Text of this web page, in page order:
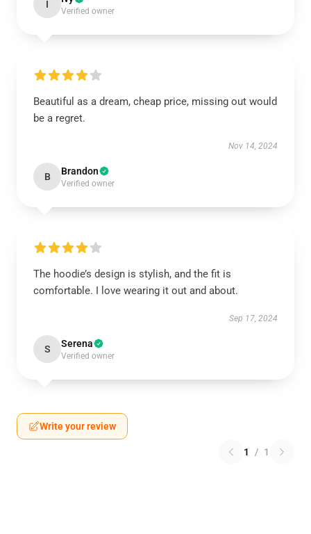
I
Verified owner
Beautiful as a dream, cheap price, missing out would
be a regret.
Nov 14, 2024
B Brandon
Verified owner
The hoodie’s design is stylish, and the fit is
comfortable. I love wearing it out and about.
Sep 17, 2024
S Serena
Verified owner
Write your review
1 / 1